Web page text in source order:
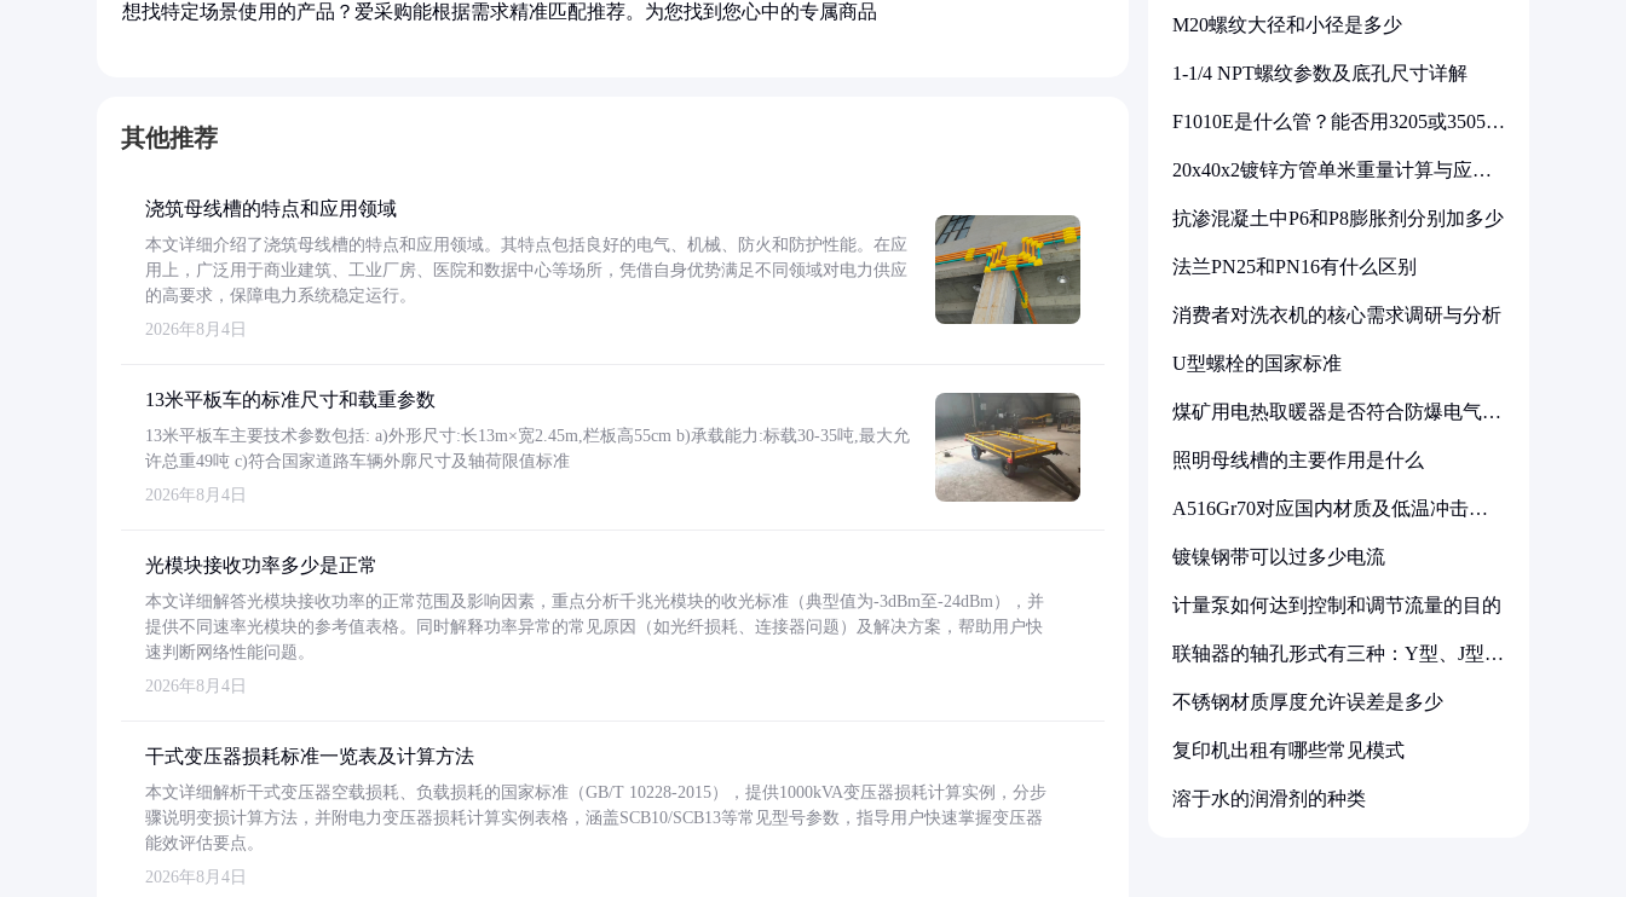
想找特定场景使用的产品？爱采购能根据需求精准匹配推荐。为您找到您心中的专属商品
其他推荐
浇筑母线槽的特点和应用领域
本文详细介绍了浇筑母线槽的特点和应用领域。其特点包括良好的电气、机械、防火和防护性能。在应
用上，广泛用于商业建筑、工业厂房、医院和数据中心等场所，凭借自身优势满足不同领域对电力供应
的高要求，保障电力系统稳定运行。
2026年8月4日
13米平板车的标准尺寸和载重参数
13米平板车主要技术参数包括: a)外形尺寸:长13m×宽2.45m,栏板高55cm b)承载能力:标载30-35吨,最大允
许总重49吨 c)符合国家道路车辆外廓尺寸及轴荷限值标准
2026年8月4日
光模块接收功率多少是正常
本文详细解答光模块接收功率的正常范围及影响因素，重点分析千兆光模块的收光标准（典型值为-3dBm至-24dBm），并
提供不同速率光模块的参考值表格。同时解释功率异常的常见原因（如光纤损耗、连接器问题）及解决方案，帮助用户快
速判断网络性能问题。
2026年8月4日
干式变压器损耗标准一览表及计算方法
本文详细解析干式变压器空载损耗、负载损耗的国家标准（GB/T 10228-2015），提供1000kVA变压器损耗计算实例，分步
骤说明变损计算方法，并附电力变压器损耗计算实例表格，涵盖SCB10/SCB13等常见型号参数，指导用户快速掌握变压器
能效评估要点。
2026年8月4日
M20螺纹大径和小径是多少
1-1/4 NPT螺纹参数及底孔尺寸详解
F1010E是什么管？能否用3205或3505代
20x40x2镀锌方管单米重量计算与应用
抗渗混凝土中P6和P8膨胀剂分别加多少
法兰PN25和PN16有什么区别
消费者对洗衣机的核心需求调研与分析
U型螺栓的国家标准
煤矿用电热取暖器是否符合防爆电气设
照明母线槽的主要作用是什么
A516Gr70对应国内材质及低温冲击要
镀镍钢带可以过多少电流
计量泵如何达到控制和调节流量的目的
联轴器的轴孔形式有三种：Y型、J型、
不锈钢材质厚度允许误差是多少
复印机出租有哪些常见模式
溶于水的润滑剂的种类